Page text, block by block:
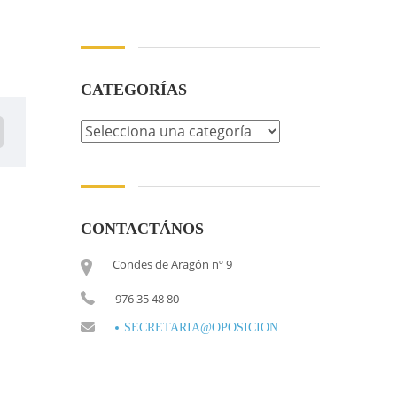
CATEGORÍAS
CONTACTÁNOS
Condes de Aragón nº 9
976 35 48 80
SECRETARIA@OPOSICIONESCONDES.ES